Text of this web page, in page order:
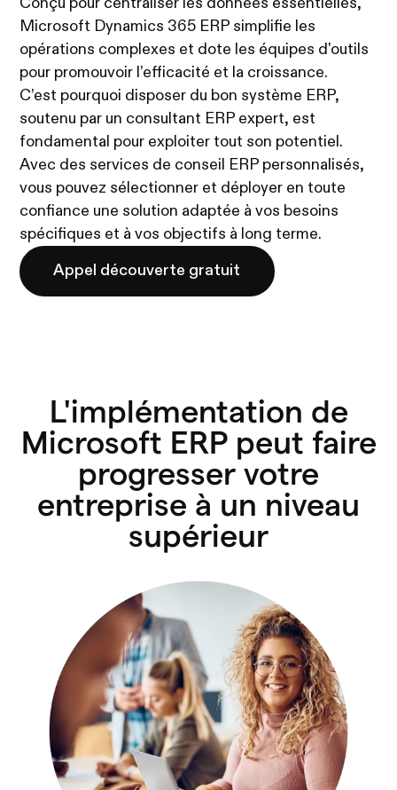
Conçu pour centraliser les données essentielles,
Microsoft Dynamics 365 ERP simplifie les
opérations complexes et dote les équipes d'outils
pour promouvoir l’efficacité et la croissance.
C’est pourquoi disposer du bon système ERP,
soutenu par un consultant ERP expert, est
fondamental pour exploiter tout son potentiel.
Avec des services de conseil ERP personnalisés,
vous pouvez sélectionner et déployer en toute
confiance une solution adaptée à vos besoins
spécifiques et à vos objectifs à long terme.
Appel découverte gratuit
L'implémentation de
Microsoft ERP peut faire
progresser votre
entreprise à un niveau
supérieur